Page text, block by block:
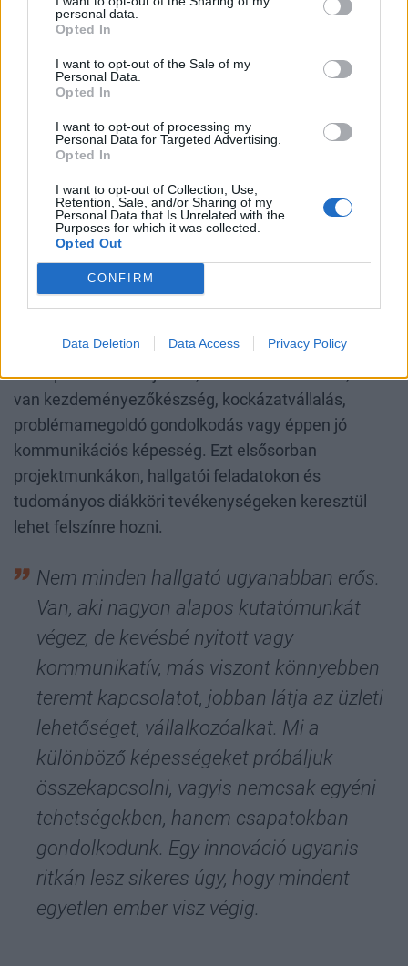
personal data.
Opted In
I want to opt-out of the Sale of my
Personal Data.
Opted In
I want to opt-out of processing my
Personal Data for Targeted Advertising.
Opted In
I want to opt-out of Collection, Use,
Retention, Sale, and/or Sharing of my
Personal Data that Is Unrelated with the
Purposes for which it was collected.
Opted Out
CONFIRM
Data Deletion Data Access Privacy Policy
a piacra jutásig rengeteg olyan lépés van,
például a piaci validáció, üzleti modell,
prototípus, jogi háttér, finanszírozás,
értékesítés, nemzetközi kapcsolatok,
amelyhez külön tudás és támogatói
környezet kell. Vagyis szükséges az
innovációmenedzsment-háttér kiépítése.
Hogyan lehet kiépíteni egy ilyen közeget
egyetemi berkeken belül?
A célunk az, hogy a tehetségeket ne csak szakmai
szempontból ismerjük fel, hanem azt is lássuk, kiben
van kezdeményezőkészség, kockázatvállalás,
problémamegoldó gondolkodás vagy éppen jó
kommunikációs képesség. Ezt elsősorban
projektmunkákon, hallgatói feladatokon és
tudományos diákköri tevékenységeken keresztül
lehet felszínre hozni.
Nem minden hallgató ugyanabban erős.
Van, aki nagyon alapos kutatómunkát
végez, de kevésbé nyitott vagy
kommunikatív, más viszont könnyebben
teremt kapcsolatot, jobban látja az üzleti
lehetőséget, vállalkozóalkat. Mi a
különböző képességeket próbáljuk
összekapcsolni, vagyis nemcsak egyéni
tehetségekben, hanem csapatokban
gondolkodunk. Egy innováció ugyanis
ritkán lesz sikeres úgy, hogy mindent
egyetlen ember visz végig.